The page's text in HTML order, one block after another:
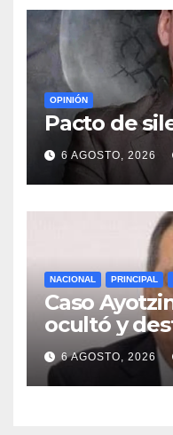
OPINIÓN
Pacto de
6 AGOSTO, 2026
NACIONAL PRINCIPAL
Caso
ocultó y
6 AGOSTO, 2026